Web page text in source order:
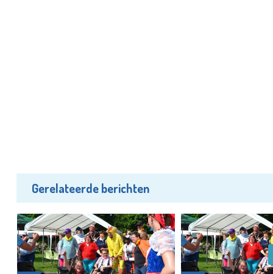
Gerelateerde berichten